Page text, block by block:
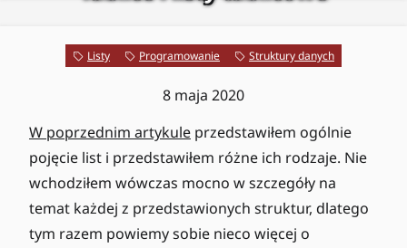
Listy Programowanie Struktury danych
8 maja 2020
W poprzednim artykule przedstawiłem ogólnie
pojęcie list i przedstawiłem różne ich rodzaje. Nie
wchodziłem wówczas mocno w szczegóły na
temat każdej z przedstawionych struktur, dlatego
tym razem powiemy sobie nieco więcej o